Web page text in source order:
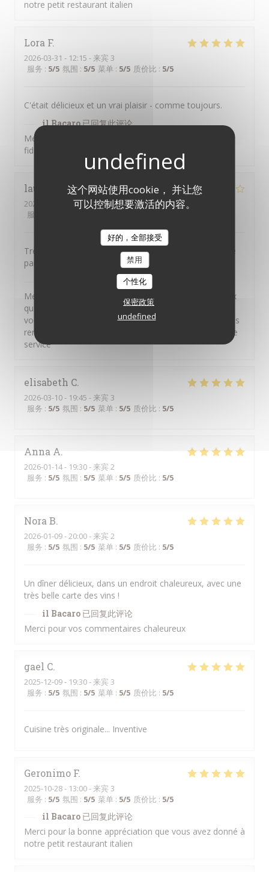
这个网站使用cookie， 并让您
可以控制想要激活的内容。
好的，全部接受
禁用
个性化
保密政策
undefined
notre petit restaurant italien
Lora F
2026-03-31 - 12:15 - 来宾 3
服务 : 5/5 氛围 : 5/5 菜单 : 5/5 质价比 : 5/5
C'était délicieux et un vrai plaisir - comme toujours.
il Bacaro已回复此评论
Merci pour vos commentaires, Lora, et pour votre
fidélité !
laurence T
2026-03-13
- 21:00 - 来宾 2
服务
Très bons plats . Accueil très moyen , personnel qui ne
parle pas.
已回复此评论
Merci pour vos commentaires. Nous sommes heureux
que vous ayez apprécié nos plats. Il n'appartient qu'à
vous de solliciter notre personnel pour faire part de vos
remarques ou de vos questions, nous sommes à votre
service
elisabeth C
2026-03-10- 19:45 - 来宾 3
服务 : 5/5 氛围 : 5/5 菜单 : 5/5 质价比 : 5/5
Anna A
2026-01-14- 19:30 - 来宾 2
服务 : 5/5 氛围 : 5/5 菜单 : 5/5 质价比 : 5/5
Nora B
2026-01-09- 20:00 - 来宾 2
服务 : 5/5 氛围 : 5/5 菜单 : 5/5 质价比 : 5/5
Un dîner délicieux, dans un endroit chaleureux, avec une
très belle carte des vins !
il Bacaro 已回复此评论
Merci pour vos commentaires chaleureux
gael C
2025-12-09- 19:30 - 来宾 3
服务 : 5/5 氛围 : 5/5 菜单 : 5/5 质价比 : 5/5
Cuisine très originale... Inventive
Geronimo F
2025-10-28- 13:00 - 来宾 3
服务 : 5/5 氛围 : 5/5 菜单 : 5/5 质价比 : 5/5
il Bacaro 已回复此评论
Merci pour la bonne appréciation que vous avez donné à
notre petit restaurant italien